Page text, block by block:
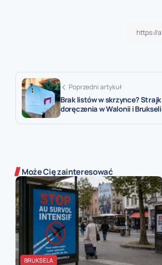
Poprzedni artykuł
Brak listów w skrzynce?
doręczenia w Walonii i Brukseli
Może Cię zainteresować
BRUKSELA